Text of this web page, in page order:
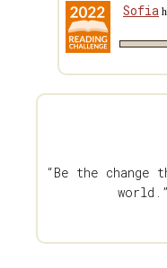
Sofia
“Be the